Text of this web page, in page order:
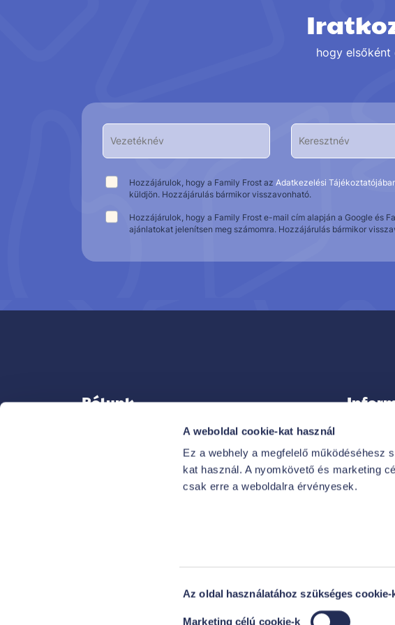
A weboldal cookie-kat használ
Ez a webhely a megfelelő működéséhesz
kat használ. A nyomkövető és marketing
csak erre a weboldalra érvényesek.
kiválasztása
Az oldal használatához szükséges cookie-
Marketing célú cookie-k
hogy elsőként
Hozzájárulok, hogy a Family Frost az Adatkezelési
küldjön. Hozzájárulás bármikor visszavonható.
Hozzájárulok, hogy a Family Frost e-mail cím alapján a Google és
ajánlatokat jelenítsen meg számomra. Hozzájárulás bármikor
Rólunk